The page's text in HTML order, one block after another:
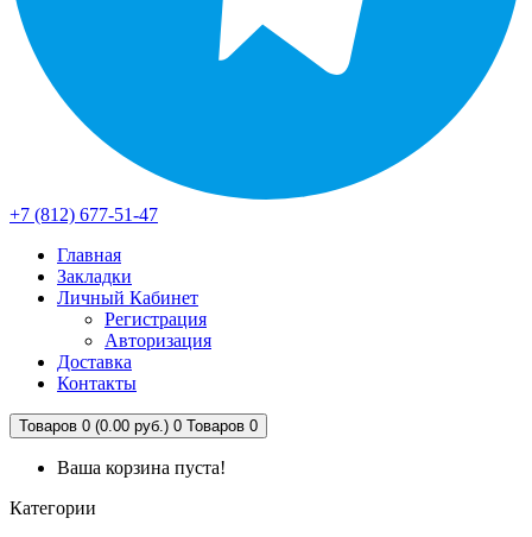
+7 (812) 677-51-47
Главная
Закладки
Личный Кабинет
Регистрация
Авторизация
Доставка
Контакты
Товаров 0 (0.00 руб.) 0 Товаров 0
Ваша корзина пуста!
Категории